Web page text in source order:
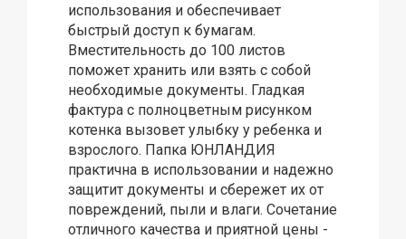
использования и обеспечивает
быстрый доступ к бумагам.
Вместительность до 100 листов
поможет хранить или взять с собой
необходимые документы. Гладкая
фактура с полноцветным рисунком
котенка вызовет улыбку у ребенка и
взрослого. Папка ЮНЛАНДИЯ
практична в использовании и надежно
защитит документы и сбережет их от
повреждений, пыли и влаги. Сочетание
отличного качества и приятной цены -